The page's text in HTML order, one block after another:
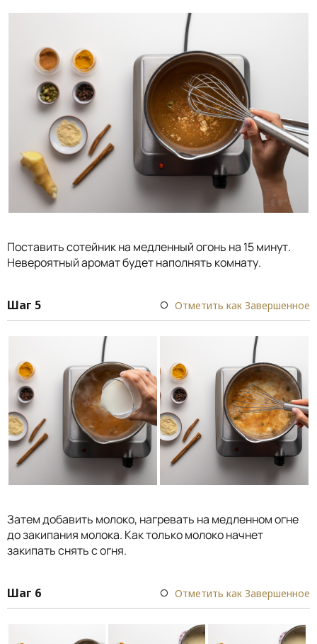
Поставить сотейник на медленный огонь на 15 минут.
Невероятный аромат будет наполнять комнату.
Шаг 5 Отметить как Завершенное
Затем добавить молоко, нагревать на медленном огне
до закипания молока. Как только молоко начнет
закипать снять с огня.
Шаг 6 Отметить как Завершенное